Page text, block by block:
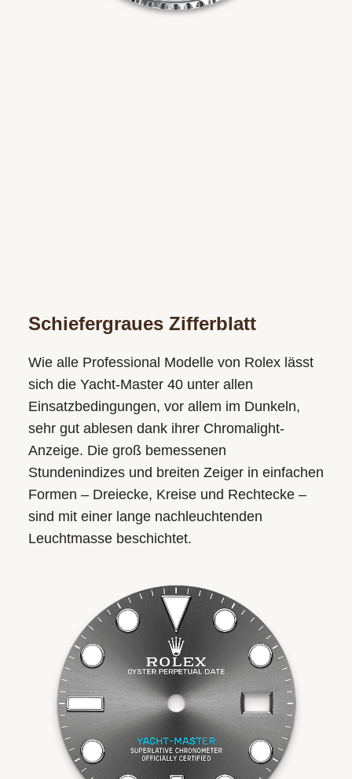
Schiefergraues Zifferblatt
Wie alle Professional Modelle von Rolex lässt
sich die Yacht-Master 40 unter allen
Einsatzbedingungen, vor allem im Dunkeln,
sehr gut ablesen dank ihrer Chromalight-
Anzeige. Die groß bemessenen
Stundenindizes und breiten Zeiger in einfachen
Formen – Dreiecke, Kreise und Rechtecke –
sind mit einer lange nachleuchtenden
Leuchtmasse beschichtet.